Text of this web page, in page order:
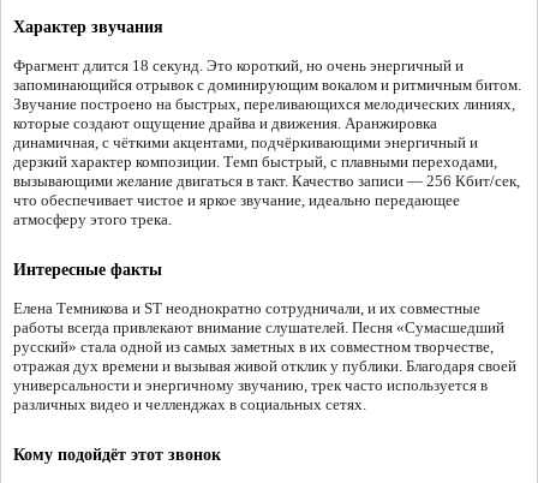
Характер звучания
Фрагмент длится 18 секунд. Это короткий, но очень энергичный и
запоминающийся отрывок с доминирующим вокалом и ритмичным битом.
Звучание построено на быстрых, переливающихся мелодических линиях,
которые создают ощущение драйва и движения. Аранжировка
динамичная, с чёткими акцентами, подчёркивающими энергичный и
дерзкий характер композиции. Темп быстрый, с плавными переходами,
вызывающими желание двигаться в такт. Качество записи — 256 Кбит/сек,
что обеспечивает чистое и яркое звучание, идеально передающее
атмосферу этого трека.
Интересные факты
Елена Темникова и ST неоднократно сотрудничали, и их совместные
работы всегда привлекают внимание слушателей. Песня «Сумасшедший
русский» стала одной из самых заметных в их совместном творчестве,
отражая дух времени и вызывая живой отклик у публики. Благодаря своей
универсальности и энергичному звучанию, трек часто используется в
различных видео и челленджах в социальных сетях.
Кому подойдёт этот звонок